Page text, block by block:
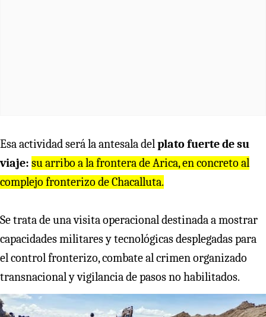
Esa actividad será la antesala delplato fuerte de su
viaje: su arribo a la frontera de Arica, en concreto al
complejo fronterizo de Chacalluta.
Se trata de una visita operacional destinada a mostrar
capacidades militares y tecnológicas desplegadas para
el control fronterizo, combate al crimen organizado
transnacional y vigilancia de pasos no habilitados.